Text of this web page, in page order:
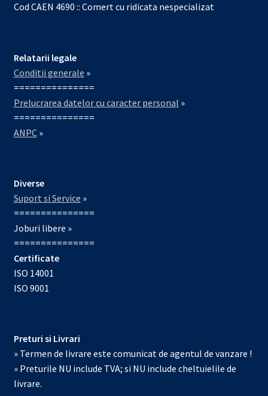
Cod CAEN 4690 :: Comert cu ridicata nespecializat
Relatarii legale
Conditii generale »
===============
Prelucrarea datelor cu caracter personal »
===============
ANPC»
Diverse
Suport si Service »
===============
Joburi libere »
===============
Certificate
ISO 14001
ISO 9001
Preturi si Livrari
» Termen de livrare este comunicat de agentul de vanzare !
» Preturile NU include TVA; si NU include cheltuielile de
livrare.